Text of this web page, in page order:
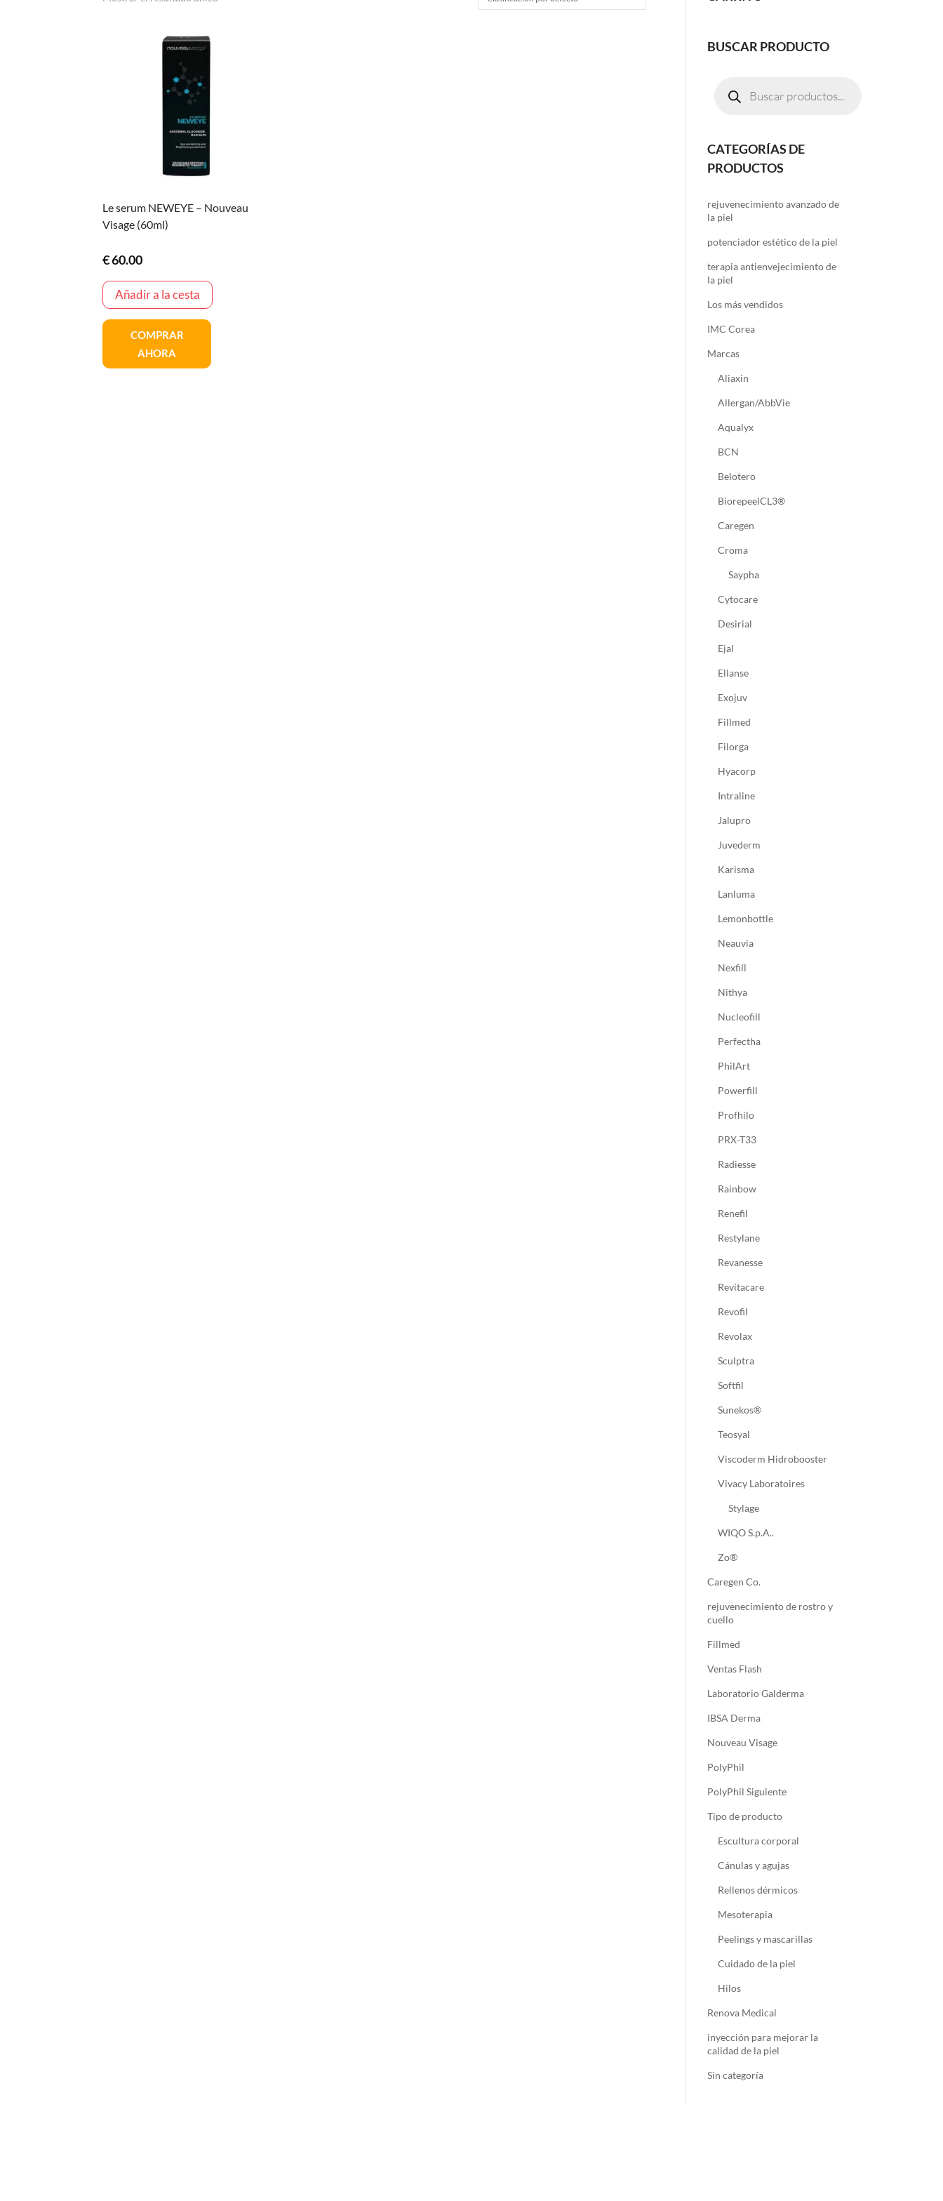
Le serum NEWEYE – Nouveau
Visage (60ml)
€60.00
Añadir a la cesta
COMPRAR
AHORA
BUSCAR PRODUCTO
productos
CATEGORÍAS DE
PRODUCTOS
rejuvenecimiento avanzado de
la piel
potenciador estético de la piel
terapia antienvejecimiento de
la piel
Los más vendidos
IMC Corea
Marcas
Aliaxin
Allergan/AbbVie
Aqualyx
BCN
Belotero
BiorepeelCL3®
Caregen
Croma
Saypha
Cytocare
Desirial
Ejal
Ellanse
Exojuv
Fillmed
Filorga
Hyacorp
Intraline
Jalupro
Juvederm
Karisma
Lanluma
Lemonbottle
Neauvia
Nexfill
Nithya
Nucleofill
Perfectha
PhilArt
Powerfill
Profhilo
PRX-T33
Radiesse
Rainbow
Renefil
Restylane
Revanesse
Revitacare
Revofil
Revolax
Sculptra
Softfil
Sunekos®
Teosyal
Viscoderm Hidrobooster
Vivacy Laboratoires
Stylage
WIQO S.p.A..
Zo®
Caregen Co.
rejuvenecimiento de rostro y
cuello
Fillmed
Ventas Flash
Laboratorio Galderma
IBSA Derma
Nouveau Visage
PolyPhil
PolyPhil Siguiente
Tipo de producto
Escultura corporal
Cánulas y agujas
Rellenos dérmicos
Mesoterapia
Peelings y mascarillas
Cuidado de la piel
Hilos
Renova Medical
inyección para mejorar la
calidad de la piel
Sin categoría